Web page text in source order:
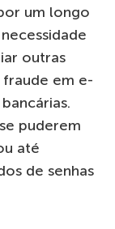
um longo
outras
fraude em e-
puderem
até
de senhas